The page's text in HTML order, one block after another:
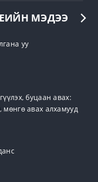
МЭДЭЭ
уу
буцаан авах:
мөнгө авах алхамууд